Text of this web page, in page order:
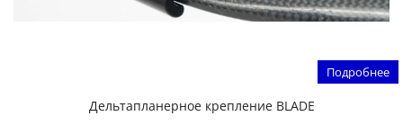
Подробнее
Дельтапланерное крепление BLADE